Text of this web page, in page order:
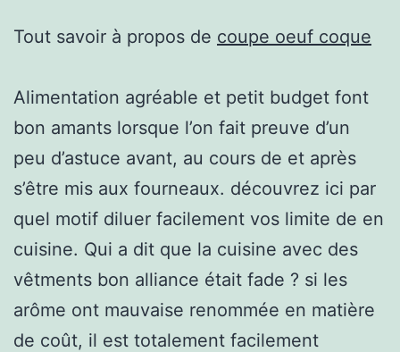
Tout savoir à propos de coupe oeuf coque
Alimentation agréable et petit budget font
bon amants lorsque l’on fait preuve d’un
peu d’astuce avant, au cours de et après
s’être mis aux fourneaux. découvrez ici par
quel motif diluer facilement vos limite de en
cuisine. Qui a dit que la cuisine avec des
vêtments bon alliance était fade ? si les
arôme ont mauvaise renommée en matière
de coût, il est totalement facilement